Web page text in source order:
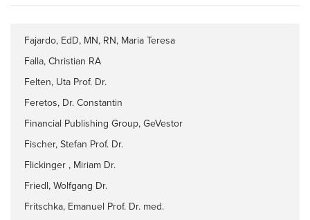
Fajardo, EdD, MN, RN, Maria Teresa
Falla, Christian RA
Felten, Uta Prof. Dr.
Feretos, Dr. Constantin
Financial Publishing Group, GeVestor
Fischer, Stefan Prof. Dr.
Flickinger , Miriam Dr.
Friedl, Wolfgang Dr.
Fritschka, Emanuel Prof. Dr. med.